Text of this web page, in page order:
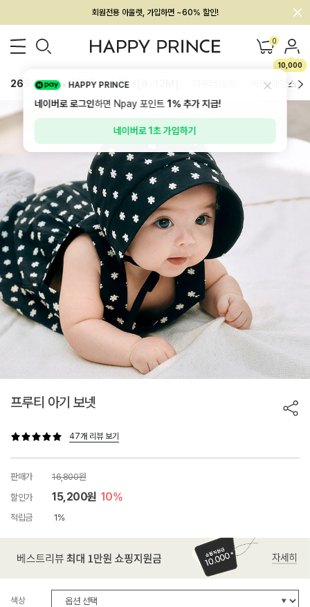
회원전용 아울렛, 가입하면 ~60% 할인!
멤버십 최대 28,000원 혜택 0
10,000
26SS 신상 BEST BABY[6~12M] 하의/레깅스
프루티 아기 보넷
47개 리뷰 보기
판매가
16,800원
할인가
15,200원 10%
적립금 1%
색상
HAPPY PRINCE
네이버로 로그인하면 Npay 포인트1%추가 지급!
네이버로 1초 가입하기